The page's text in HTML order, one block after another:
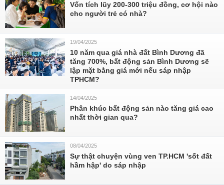
Vốn tích lũy 200-300 triệu đồng, cơ hội nào
cho người trẻ có nhà?
19/04/2025
10 năm qua giá nhà đất Bình Dương đã
tăng 700%, bất động sản Bình Dương sẽ
lập mặt bằng giá mới nếu sáp nhập
TPHCM?
14/04/2025
Phân khúc bất động sản nào tăng giá cao
nhất thời gian qua?
08/04/2025
Sự thật chuyện vùng ven TP.HCM 'sốt đất
hầm hập' do sáp nhập